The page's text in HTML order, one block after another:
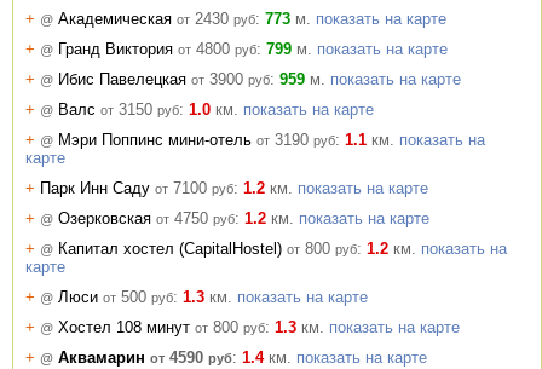
+ @ Академическая от 2430 руб: 773 м. показать на карте
+ @ Гранд Виктория от 4800 руб: 799 м. показать на карте
+ @ Ибис Павелецкая от 3900 руб: 959 м. показать на карте
+ @ Валс от 3150 руб: 1.0 км. показать на карте
+ @ Мэри Поппинс мини-отель от 3190 руб: 1.1 км. показать на
карте
+ Парк Инн Саду от 7100 руб: 1.2 км. показать на карте
+ @ Озерковская от 4750 руб: 1.2 км. показать на карте
+ @ Капитал хостел (CapitalHostel) от 800 руб: 1.2 км. показать на
карте
+ @ Люси от 500 руб: 1.3 км. показать на карте
+ @ Хостел 108 минут от 800 руб: 1.3 км. показать на карте
+ @ Аквамарин от 4590 руб: 1.4км. показать на карте